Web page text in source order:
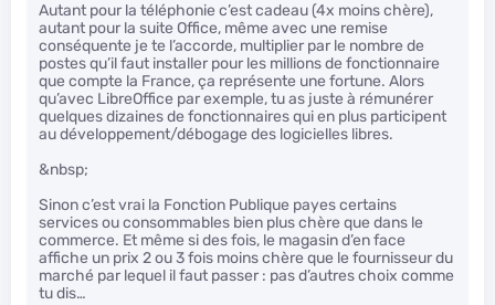
Autant pour la téléphonie c’est cadeau (4x moins chère),
autant pour la suite Office, même avec une remise
conséquente je te l’accorde, multiplier par le nombre de
postes qu’il faut installer pour les millions de fonctionnaire
que compte la France, ça représente une fortune. Alors
qu’avec LibreOffice par exemple, tu as juste à rémunérer
quelques dizaines de fonctionnaires qui en plus participent
au développement/débogage des logicielles libres.
&nbsp;
Sinon c’est vrai la Fonction Publique payes certains
services ou consommables bien plus chère que dans le
commerce. Et même si des fois, le magasin d’en face
affiche un prix 2 ou 3 fois moins chère que le fournisseur du
marché par lequel il faut passer : pas d’autres choix comme
tu dis…